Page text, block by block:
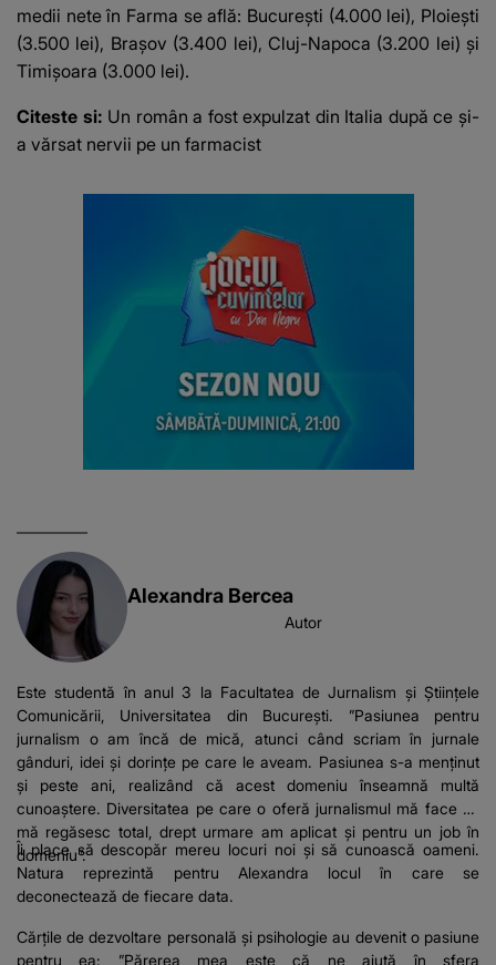
medii nete în Farma se află: Bucureşti (4.000 lei), Ploieşti
(3.500 lei), Braşov (3.400 lei), Cluj-Napoca (3.200 lei) şi
Timişoara (3.000 lei).
Citeste si: Un român a fost expulzat din Italia după ce și-
a vărsat nervii pe un farmacist
Alexandra Bercea
Autor
Este studentă în anul 3 la Facultatea de Jurnalism și Științele
Comunicării, Universitatea din București. ”Pasiunea pentru
jurnalism o am încă de mică, atunci când scriam în jurnale
gânduri, idei și dorințe pe care le aveam. Pasiunea s-a menținut
și peste ani, realizând că acest domeniu înseamnă multă
cunoaștere. Diversitatea pe care o oferă jurnalismul mă face să
mă regăsesc total, drept urmare am aplicat și pentru un job în
domeniu”.
Îi place să descopăr mereu locuri noi și să cunoască oameni.
Natura reprezintă pentru Alexandra locul în care se
deconectează de fiecare data.
Cărțile de dezvoltare personală și psihologie au devenit o pasiune
pentru ea: ”Părerea mea este că ne ajută în sfera